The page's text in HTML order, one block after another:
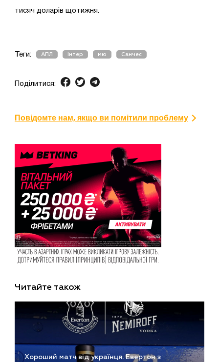
тисяч доларів щотижня.
Теги: АПЛ Інтер мю Санчес
Поділитися:
Повідомте нам, якщо ви помітили проблему
Читайте також
Хороший матч від українця. Евертон з